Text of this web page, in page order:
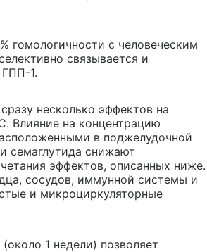
гомологичности с человеческим
связывается и
1.
несколько эффектов на
Влияние на концентрацию
в поджелудочной
семаглутида снижают
эффектов, описанных ниже.
сосудов, иммунной системы и
и микроциркуляторные
1 недели) позволяет